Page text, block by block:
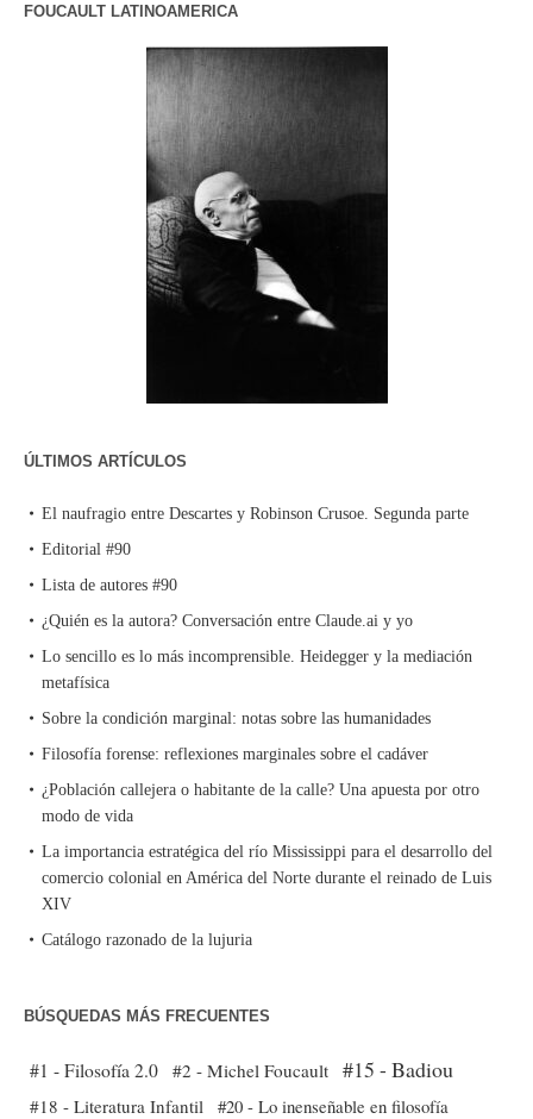
FOUCAULT LATINOAMERICA
ÚLTIMOS ARTÍCULOS
El naufragio entre Descartes y Robinson Crusoe. Segunda parte
Editorial #90
Lista de autores #90
¿Quién es la autora? Conversación entre Claude.ai y yo
Lo sencillo es lo más incomprensible. Heidegger y la mediación
metafísica
Sobre la condición marginal: notas sobre las humanidades
Filosofía forense: reflexiones marginales sobre el cadáver
¿Población callejera o habitante de la calle? Una apuesta por otro
modo de vida
La importancia estratégica del río Mississippi para el desarrollo del
comercio colonial en América del Norte durante el reinado de Luis
XIV
Catálogo razonado de la lujuria
BÚSQUEDAS MÁS FRECUENTES
#1 - Filosofía 2.0 #2 - Michel Foucault #15 - Badiou
#18 - Literatura Infantil #20 - Lo inenseñable en filosofía